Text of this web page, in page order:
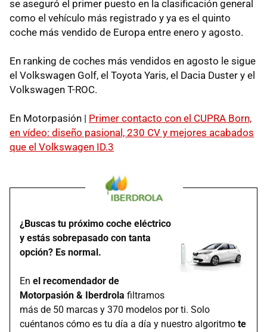
se aseguró el primer puesto en la clasificación general
como el vehículo más registrado y ya es el quinto
coche más vendido de Europa entre enero y agosto.
En ranking de coches más vendidos en agosto le sigue
el Volkswagen Golf, el Toyota Yaris, el Dacia Duster y el
Volkswagen T-ROC.
En Motorpasión | Primer contacto con el CUPRA Born,
en vídeo: diseño pasional, 230 CV y mejores acabados
que el Volkswagen ID.3
¿Buscas tu próximo coche eléctrico
y estás sobrepasado con tanta
opción? Es normal.
En el recomendador de
Motorpasión & Iberdrola filtramos
más de 50 marcas y 370 modelos por ti. Solo
cuéntanos cómo es tu día a día y nuestro algoritmo te